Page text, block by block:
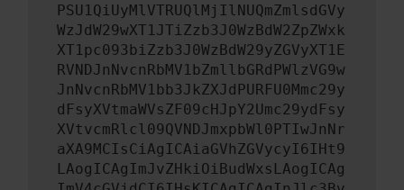
PSU1QiUyMlVTRUQlMjIlNUQmZmlsdGVy
WzJdW29wXT1JTiZzb3J0WzBdW2ZpZWxk
XT1pc093biZzb3J0WzBdW29yZGVyXT1E
RVNDJnNvcnRbMV1bZmllbGRdPWlzVG9w
JnNvcnRbMV1bb3JkZXJdPURFU0Mmc29y
dFsyXVtmaWVsZF09cHJpY2Umc29ydFsy
XVtvcmRlcl09QVNDJmxpbWl0PTIwJnNr
aXA9MCIsCiAgICAiaGVhZGVycyI6IHt9
LAogICAgImJvZHkiOiBudWxsLAogICAg